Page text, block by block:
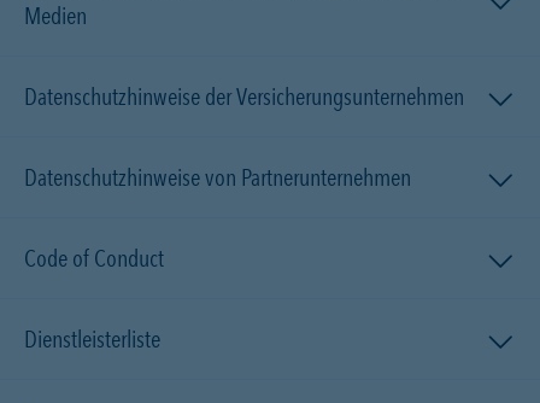
Medien
Datenschutzhinweise der Versicherungsunternehmen
Datenschutzhinweise von Partnerunternehmen
Code of Conduct
Dienstleisterliste